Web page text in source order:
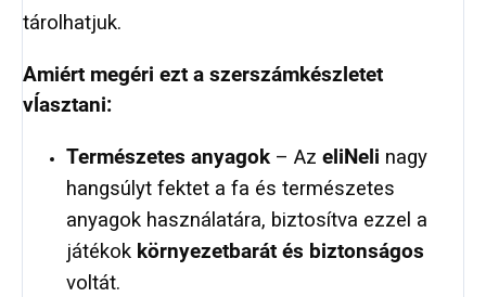
tárolhatjuk.
Amiért megéri ezt a szerszámkészletet
vĺasztani:
Természetes anyagok – Az eliNeli nagy
hangsúlyt fektet a fa és természetes
anyagok használatára, biztosítva ezzel a
játékok környezetbarát és biztonságos
voltát.